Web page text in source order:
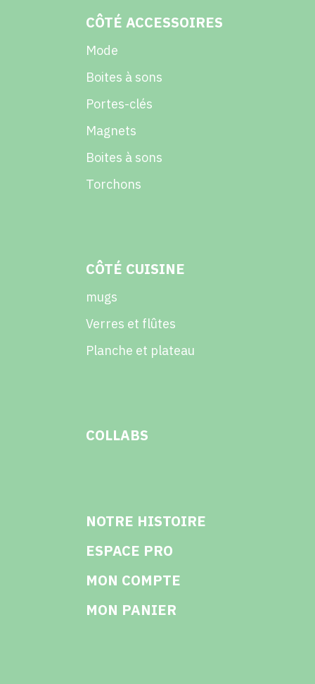
CÔTÉ ACCESSOIRES
Mode
Boites à sons
Portes-clés
Magnets
Boites à sons
Torchons
CÔTÉ CUISINE
mugs
Verres et flûtes
Planche et plateau
COLLABS
NOTRE HISTOIRE
ESPACE PRO
MON COMPTE
MON PANIER